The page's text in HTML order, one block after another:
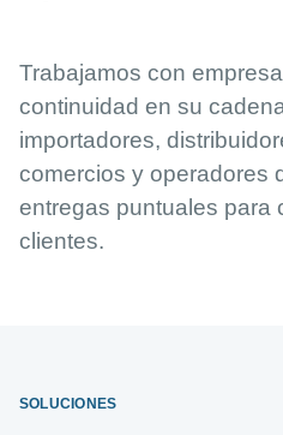
Trabajamos con
continuidad en su
importadores,
comercios y operadores
entregas puntuales para
clientes.
SOLUCIONES